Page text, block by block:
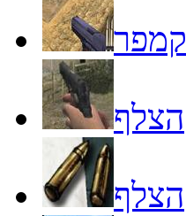
קמפר
הצלף
הצלף